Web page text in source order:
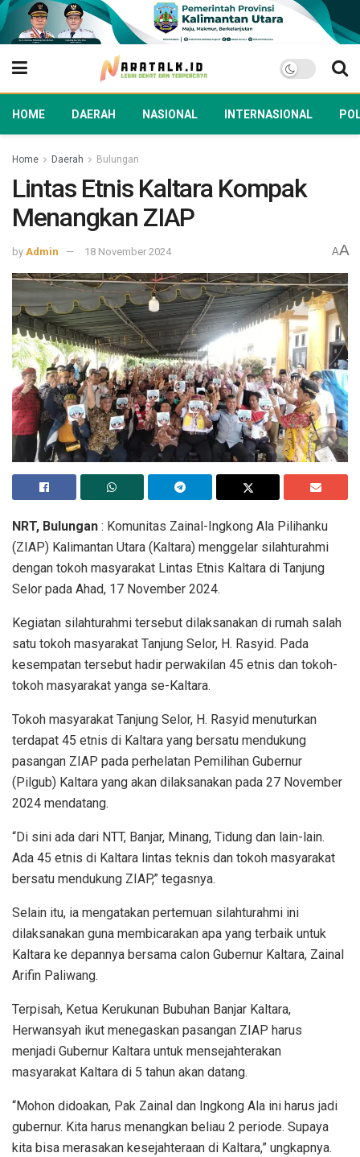
HOME DAERAH NASIONAL INTERNASIONAL
Home Daerah Bulungan
Lintas Etnis Kaltara Kompak
Menangkan ZIAP
by Admin 18 November 2024 AA
NRT, Bulungan : Komunitas Zainal-Ingkong Ala Pilihanku
(ZIAP) Kalimantan Utara (Kaltara) menggelar silahturahmi
dengan tokoh masyarakat Lintas Etnis Kaltara di Tanjung
Selor pada Ahad, 17 November 2024.
Kegiatan silahturahmi tersebut dilaksanakan di rumah salah
satu tokoh masyarakat Tanjung Selor, H. Rasyid. Pada
kesempatan tersebut hadir perwakilan 45 etnis dan tokoh-
tokoh masyarakat yanga se-Kaltara.
Tokoh masyarakat Tanjung Selor, H. Rasyid menuturkan
terdapat 45 etnis di Kaltara yang bersatu mendukung
pasangan ZIAP pada perhelatan Pemilihan Gubernur
(Pilgub) Kaltara yang akan dilaksanakan pada 27 November
2024 mendatang.
“Di sini ada dari NTT, Banjar, Minang, Tidung dan lain-lain.
Ada 45 etnis di Kaltara lintas teknis dan tokoh masyarakat
bersatu mendukung ZIAP,” tegasnya.
Selain itu, ia mengatakan pertemuan silahturahmi ini
dilaksanakan guna membicarakan apa yang terbaik untuk
Kaltara ke depannya bersama calon Gubernur Kaltara, Zainal
Arifin Paliwang.
Terpisah, Ketua Kerukunan Bubuhan Banjar Kaltara,
Herwansyah ikut menegaskan pasangan ZIAP harus
menjadi Gubernur Kaltara untuk mensejahterakan
masyarakat Kaltara di 5 tahun akan datang.
“Mohon didoakan, Pak Zainal dan Ingkong Ala ini harus jadi
gubernur. Kita harus menangkan beliau 2 periode. Supaya
kita bisa merasakan kesejahteraan di Kaltara,” ungkapnya.